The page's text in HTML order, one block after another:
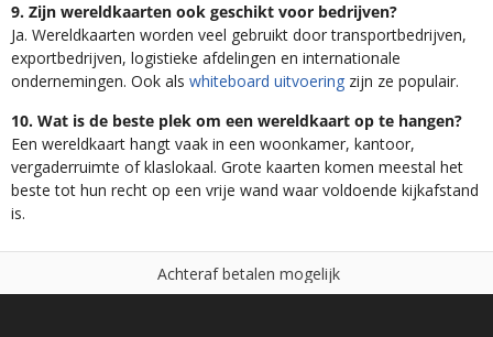
9. Zijn wereldkaarten ook geschikt voor bedrijven?
Ja. Wereldkaarten worden veel gebruikt door transportbedrijven,
exportbedrijven, logistieke afdelingen en internationale
ondernemingen. Ook als whiteboard uitvoering zijn ze populair.
10. Wat is de beste plek om een wereldkaart op te hangen?
Een wereldkaart hangt vaak in een woonkamer, kantoor,
vergaderruimte of klaslokaal. Grote kaarten komen meestal het
beste tot hun recht op een vrije wand waar voldoende kijkafstand
is.
a en mogel
Niet goed, geld